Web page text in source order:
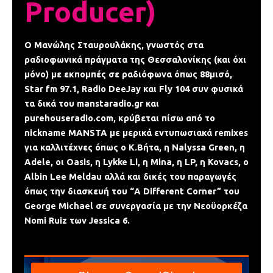
Producer)
Ο Μανώλης Σταυρουλάκης, γνωστός στα
ραδιοφωνικά πράγματα της Θεσσαλονίκης (και όχι
μόνο) με εκπομπές σε ραδιόφωνα όπως 88μισό,
Star fm 97.1, Radio DeeJay και Fly 104 συν φυσικά
τα δικά του manstaradio.gr και
purehouseradio.com, κρύβεται πίσω από το
nickname MANSTA με μερικά εντυπωσιακά remixes
για καλλιτέχνες όπως ο Κ.Βήτα, η Nalyssa Green, η
Adele, οι Oasis, η Lykke Li, η Mina, η LP, η Kovacs, ο
Albin Lee Meldau αλλά και δικές του παραγωγές
όπως την διασκευή του “A Different Corner” του
George Michael σε συνεργασία με την Νεοϋορκέζα
Nomi Ruiz των Jessica 6.